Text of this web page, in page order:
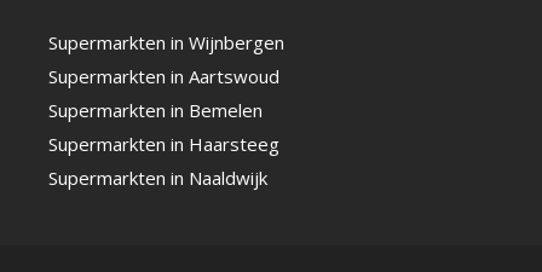
Supermarkten in Wijnbergen
Supermarkten in Aartswoud
Supermarkten in Bemelen
Supermarkten in Haarsteeg
Supermarkten in Naaldwijk